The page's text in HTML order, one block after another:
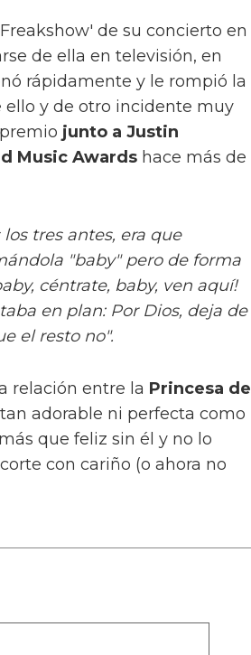
de su concierto en
de ella en televisión, en
rápidamente y le rompió la
ello y de otro incidente muy
junto a Justin
Music Awards hace más de
tres antes, era que
"baby" pero de forma
céntrate, baby, ven aquí!
en plan: Por Dios, deja de
el resto no".
relación entre la Princesa del
adorable ni perfecta como
que feliz sin él y no lo
con cariño (o ahora no